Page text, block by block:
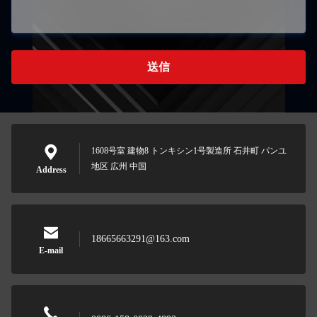
送信
Address
1608号室 建物8 トンキシン1号製造所 石井町 パンユ
地区 広州 中国
E-mail
18665663291@163.com